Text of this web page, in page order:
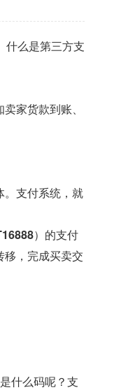
什么是第三方支
家货款到账、
。支付系统，就
）的支付
，完成买卖交
什么码呢？支